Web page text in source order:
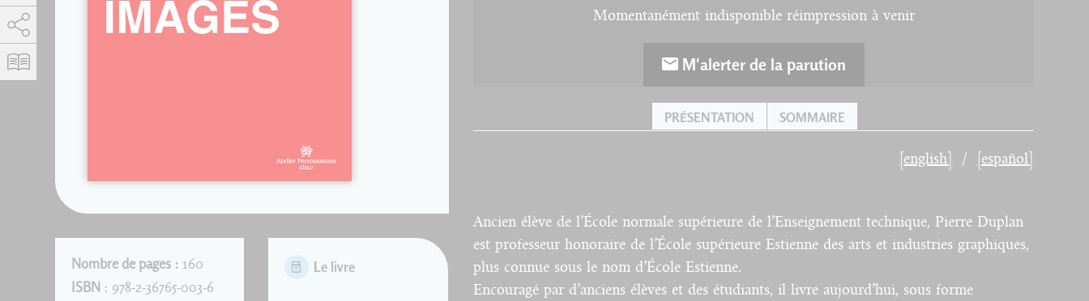
Nombre de pages : 160
ISBN : 978-2-36765-003-6
Le livre
Momentanément indisponible réimpression à venir
M'alerter de la parution
PRÉSENTATION SOMMAIRE
[english] [español]
Ancien élève de l’École normale supérieure de l’Enseignement technique, Pierre Duplan
est professeur honoraire de l’École supérieure Estienne des arts et industries graphiques,
plus connue sous le nom d’École Estienne.
Encouragé par d’anciens élèves et des étudiants, il livre aujourd’hui, sous forme
Autoriser